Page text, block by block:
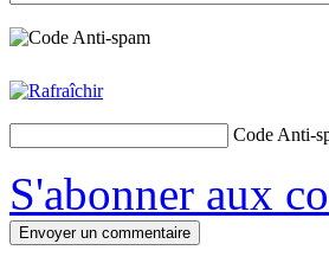
Code Anti-
S'abonner aux